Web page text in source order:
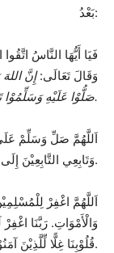
بَعْدُ:
فَيَا أَيُّهَا النَّاسُ
وَقَالَ تَعَالَى:إِنَّ
صَلُّوْا عَلَيْهِ وَسَلِّمُوْا تَسْلِيْمًا.
اَللَّهُمَّ صَلِّ وَسَلِّمْ
وَتَابِعِي التَّابِعِيْنَ إِلَى يَوْمِ الدِّيْنِ.
اَللَّهُمَّ اغْفِرْ
وَالْأَمْوَاتِ. رَبَّنَا اغْفِرْ
قُلُوْبِنَا غِلًّا لِّلَّذِيْنَ آمَنُوْا رَبَّنَا إِنَّكَ رَءُوْفٌ رَّحِيْمٌ.